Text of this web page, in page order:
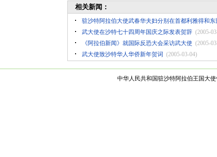
相关新闻：
驻沙特阿拉伯大使武春华夫妇分别在首都利雅得和
武大使在沙特七十四周年国庆之际发表贺辞 (2005-
《阿拉伯新闻》就国际反恐大会采访武大使 (2005-
武大使致沙特华人华侨新年贺词 (2005-03-04)
中华人民共和国驻沙特阿拉伯王国大使